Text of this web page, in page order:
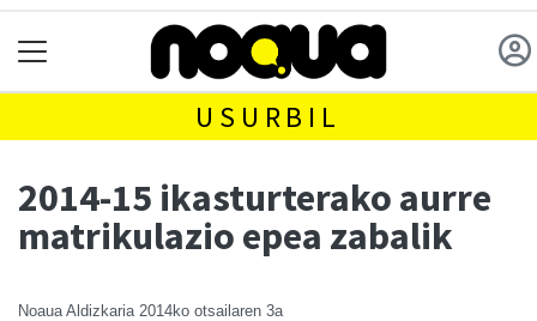
USURBIL
2014-15 ikasturterako aurre
matrikulazio epea zabalik
Noaua Aldizkaria 2014ko otsailaren 3a